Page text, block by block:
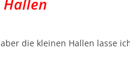
Hallen
die kleinen Hallen lasse